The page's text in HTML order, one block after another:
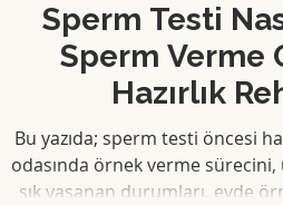
Sperm Testi
Sperm Verme
Hazırlık
Bu yazıda; sperm testi öncesi
odasında örnek verme sürecini,
sık yaşanan durumları, evde